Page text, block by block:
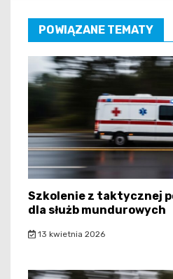
POWIĄZANE TEMATY
Szkolenie z taktycznej
dla służb mundurowych
13 kwietnia 2026